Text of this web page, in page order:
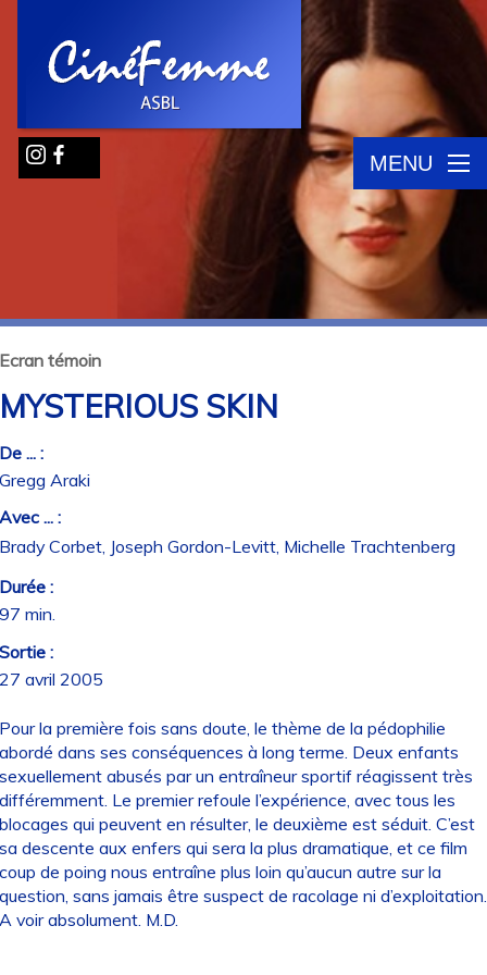
MENU
témoin
SKIN
... :
Araki
... :
Corbet, Joseph Gordon-Levitt, Michelle Trachtenberg
:
min.
:
avril 2005
la première fois sans doute, le thème de la pédophilie
dans ses conséquences à long terme. Deux enfants
abusés par un entraîneur sportif réagissent très
Le premier refoule l’expérience, avec tous les
qui peuvent en résulter, le deuxième est séduit. C’est
descente aux enfers qui sera la plus dramatique, et ce film
de poing nous entraîne plus loin qu’aucun autre sur la
sans jamais être suspect de racolage ni d’exploitation.
voir absolument. M.D.